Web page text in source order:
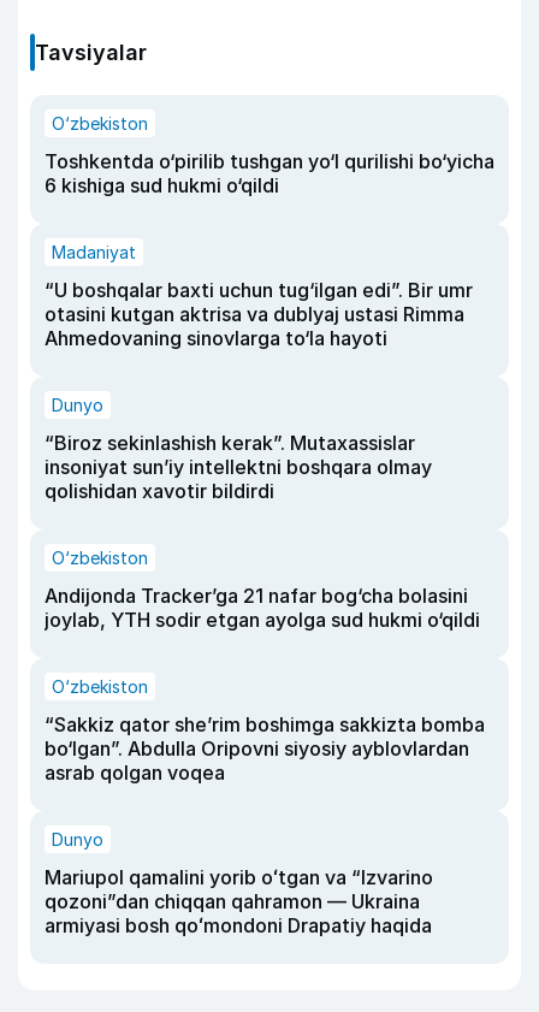
Tavsiyalar
O‘zbekiston
Toshkentda o‘pirilib tushgan yo‘l qurilishi bo‘yicha
6 kishiga sud hukmi o‘qildi
Madaniyat
“U boshqalar baxti uchun tug‘ilgan edi”. Bir umr
otasini kutgan aktrisa va dublyaj ustasi Rimma
Ahmedovaning sinovlarga to‘la hayoti
Dunyo
“Biroz sekinlashish kerak”. Mutaxassislar
insoniyat sun’iy intellektni boshqara olmay
qolishidan xavotir bildirdi
O‘zbekiston
Andijonda Tracker’ga 21 nafar bog‘cha bolasini
joylab, YTH sodir etgan ayolga sud hukmi o‘qildi
O‘zbekiston
“Sakkiz qator she’rim boshimga sakkizta bomba
bo‘lgan”. Abdulla Oripovni siyosiy ayblovlardan
asrab qolgan voqea
Dunyo
Mariupol qamalini yorib oʻtgan va “Izvarino
qozoni”dan chiqqan qahramon — Ukraina
armiyasi bosh qoʻmondoni Drapatiy haqida